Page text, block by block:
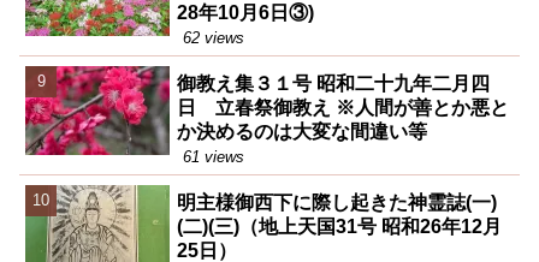
28年10月6日③)
62 views
御教え集３１号 昭和二十九年二月四
日 立春祭御教え ※人間が善とか悪と
か決めるのは大変な間違い等
61 views
明主様御西下に際し起きた神霊誌(一)
(二)(三)（地上天国31号 昭和26年12月
25日）